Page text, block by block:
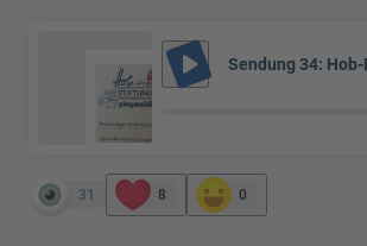
play_arrow Sendung 34:
31 8 0